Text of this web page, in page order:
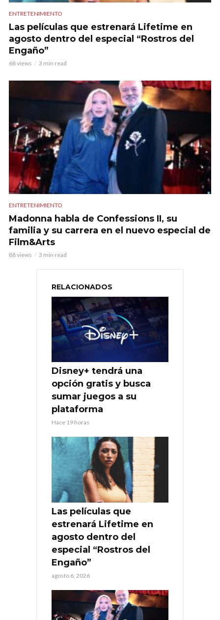
ENTRETENIMIENTO
Las películas que estrenará Lifetime en
agosto dentro del especial “Rostros del
Engaño”
68 views 3 min read
ENTRETENIMIENTO
Madonna habla de Confessions II, su
familia y su carrera en el nuevo especial de
Film&Arts
88 views 3 min read
RELACIONADOS
Disney+ tendrá una
opción gratis y busca
sumar juegos a su
plataforma
Hace 19 horas
Las películas que
estrenará Lifetime en
agosto dentro del
especial “Rostros del
Engaño”
agosto 6, 2026